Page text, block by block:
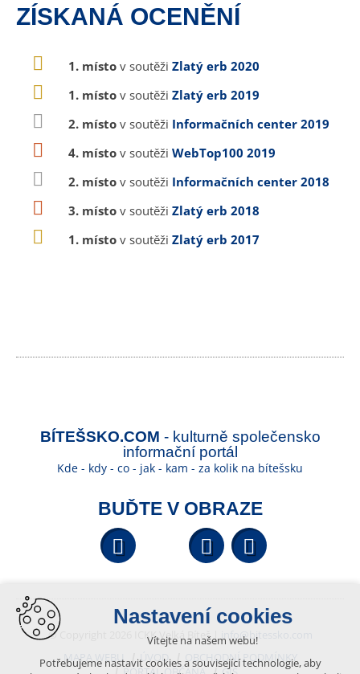
ZÍSKANÁ OCENĚNÍ
1. místo v soutěži Zlatý erb 2020
1. místo v soutěži Zlatý erb 2019
2. místo v soutěži Informačních center 2019
4. místo v soutěži WebTop100 2019
2. místo v soutěži Informačních center 2018
3. místo v soutěži Zlatý erb 2018
1. místo v soutěži Zlatý erb 2017
BÍTEŠSKO.COM - kulturně společensko
informační portál
Kde - kdy - co - jak - kam - za kolik na bítešsku
BUĎTE V OBRAZE
Facebook YouTube
© Copyright 2026 ICKK Velká Bíteš |
info@bitessko.com
MAPA WEBU
ÚVOD
OBCHODNÍ PODMÍNKY
Nastavení cookies
Vítejte na našem webu!
Potřebujeme nastavit cookies a související technologie, aby